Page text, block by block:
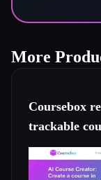
More
Coursebox
trackable